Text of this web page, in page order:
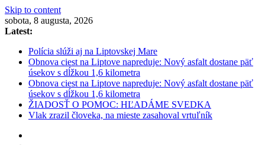
Skip to content
sobota, 8 augusta, 2026
Latest:
Polícia slúži aj na Liptovskej Mare
Obnova ciest na Liptove napreduje: Nový asfalt dostane päť
úsekov s dĺžkou 1,6 kilometra
Obnova ciest na Liptove napreduje: Nový asfalt dostane päť
úsekov s dĺžkou 1,6 kilometra
ŽIADOSŤ O POMOC: HĽADÁME SVEDKA
Vlak zrazil človeka, na mieste zasahoval vrtuľník